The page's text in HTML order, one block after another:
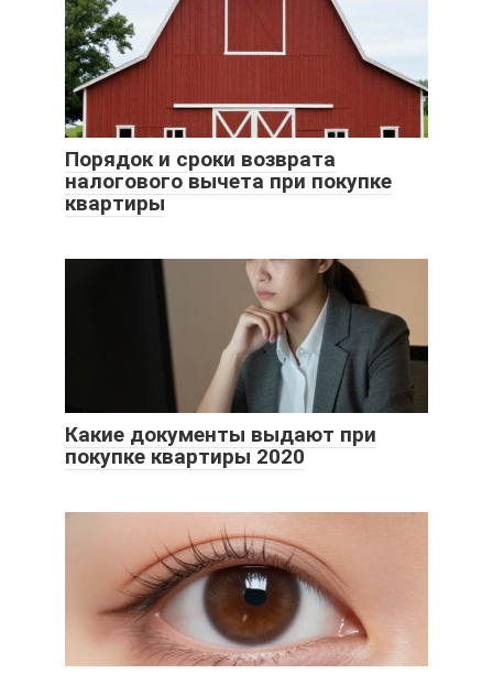
Порядок и сроки возврата
налогового вычета при покупке
квартиры
Какие документы выдают при
покупке квартиры 2020